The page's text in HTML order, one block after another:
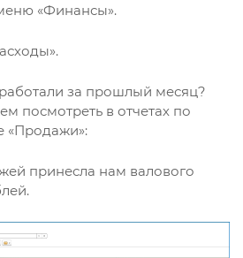
«Финансы».
за прошлый месяц?
посмотреть в отчетах по
«Продажи»:
принесла нам валового